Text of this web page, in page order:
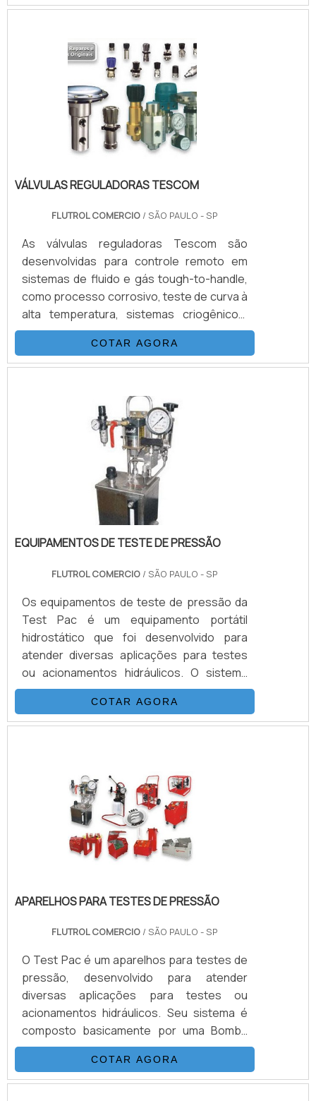
especializada de acordo com a norma NAS-
Equipamentos para venda ou locação Entre
outros.DETALHES BÁSICOS SOBRE O
PRODUTOO serviço é importante para
diversos setores, como por.
VÁLVULAS REGULADORAS TESCOM
FLUTROL COMERCIO / SÃO PAULO - SP
As válvulas reguladoras Tescom são
desenvolvidas para controle remoto em
sistemas de fluido e gás tough-to-handle,
como processo corrosivo, teste de curva à
alta temperatura, sistemas criogênicos,
amostragem de geradores de vapor, e
ambientes arriscados. Vale destacar que
os produtos são virtualmente livres de
em áreas de acesso restrito. Além disso, o
tamanho compacto e peso dessas
unidades permitem instalação onde o
espaço e peso trariam dificuldades.INFO.
COTAR AGORA
EQUIPAMENTOS DE TESTE DE PRESSÃO
FLUTROL COMERCIO / SÃO PAULO - SP
Os equipamentos de teste de pressão da
Test Pac é um equipamento portátil
hidrostático que foi desenvolvido para
atender diversas aplicações para testes
ou acionamentos hidráulicos. O sistema
dos equipamentos de teste é composto
basicamente por uma bomba
hidropneumática da Haskel, kit de
tanque inox.A vantagem de obter os
equipamentos de teste pressão é o seu
acionamento elétrico convencional, esse
tipo de aparelh.
COTAR AGORA
APARELHOS PARA TESTES DE PRESSÃO
FLUTROL COMERCIO / SÃO PAULO - SP
O Test Pac é um aparelhos para testes de
pressão, desenvolvido para atender
diversas aplicações para testes ou
acionamentos hidráulicos. Seu sistema é
composto basicamente por uma Bomba
Hidropneumática Haskel, kit de preparação
de ar, conjunto de filtros, válvulas, skid
tubular carbono ou inox, ou tanque inox.As
COTAR AGORA